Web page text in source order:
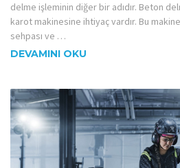
delme işleminin diğer bir adıdır. Beton
karot makinesine ihtiyaç vardır. Bu
sehpası ve …
DEVAMINI OKU